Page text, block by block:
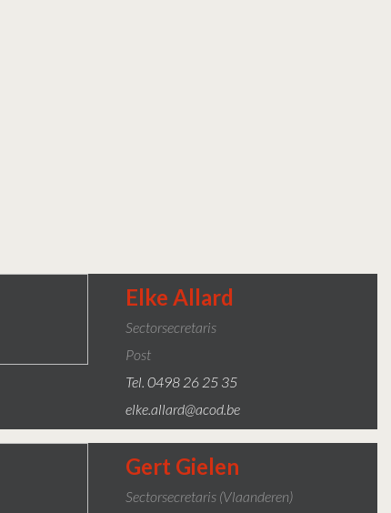
Elke Allard
Sectorsecretaris
Post
Tel. 0498 26 25 35
elke.allard@acod.be
Gert Gielen
Sectorsecretaris (Vlaanderen)